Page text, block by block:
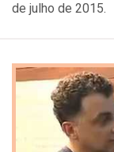
de julho de 2015.